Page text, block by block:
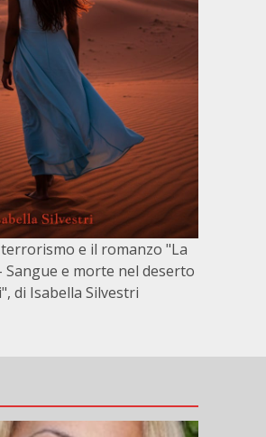
e il romanzo "La
Sangue e morte nel deserto
di Isabella Silvestri